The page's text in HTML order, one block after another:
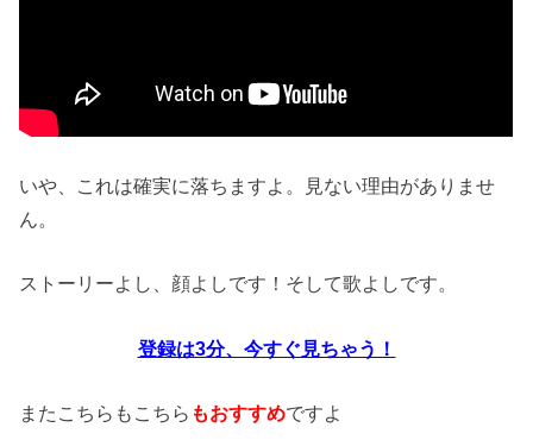
いや、これは確実に落ちますよ。見ない理由がありませ
ん。
ストーリーよし、顔よしです！そして歌よしです。
登録は3分、今すぐ見ちゃう！
またこちらもこちら もおすすめですよ